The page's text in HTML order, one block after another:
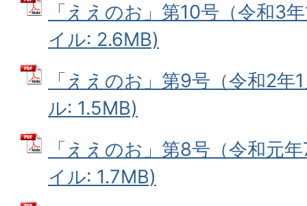
「ええのお」第10号（令和3
イル: 2.6MB)
「ええのお」第9号（令和2
ル: 1.5MB)
「ええのお」第8号（令和元
イル: 1.7MB)